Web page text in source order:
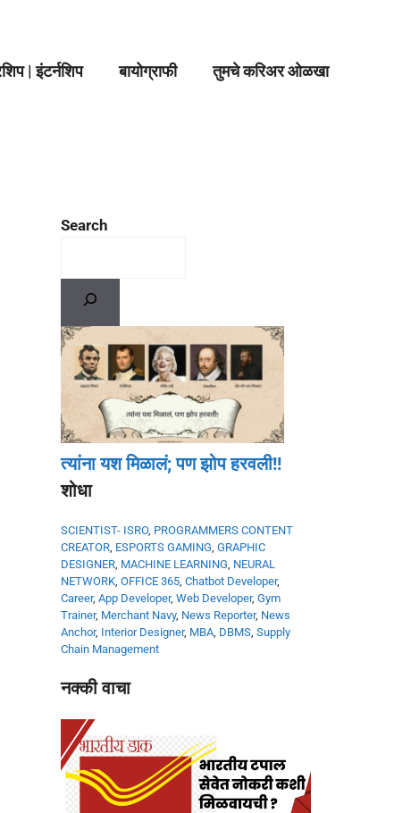
| इंटर्नशिप बायोग्राफी तुमचे करिअर ओळखा
Search
त्यांना यश मिळालं; पण झोप हरवली!!
शोधा
SCIENTIST- ISRO, PROGRAMMERS CONTENT
CREATOR ESPORTS GAMING GRAPHIC
DESIGNER MACHINE LEARNING NEURAL
NETWORK OFFICE 365 Chatbot Developer,
Career, App Developer, Web Developer, Gym
Trainer, Merchant Navy, News Reporter, News
Anchor, Interior Designer, MBA DBMS Supply
Chain Management
नक्की वाचा